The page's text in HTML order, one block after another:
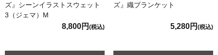
ズ』シーンイラストスウェット
3（ジェマ）M
8,800円 (税込)
ズ』織ブランケット
5,280円 (税込)